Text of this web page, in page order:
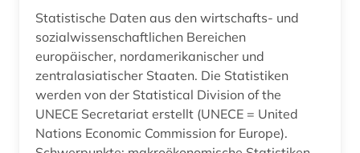
religionsphilosophie (1)
risikofaktor (1)
ritual (1)
russland (3)
Statistische Daten aus den wirtschafts- und
sozialwissenschaftlichen Bereichen
europäischer, nordamerikanischer und
zentralasiatischer Staaten. Die Statistiken
werden von der Statistical Division of the
UNECE Secretariat erstellt (UNECE = United
Nations Economic Commission for Europe).